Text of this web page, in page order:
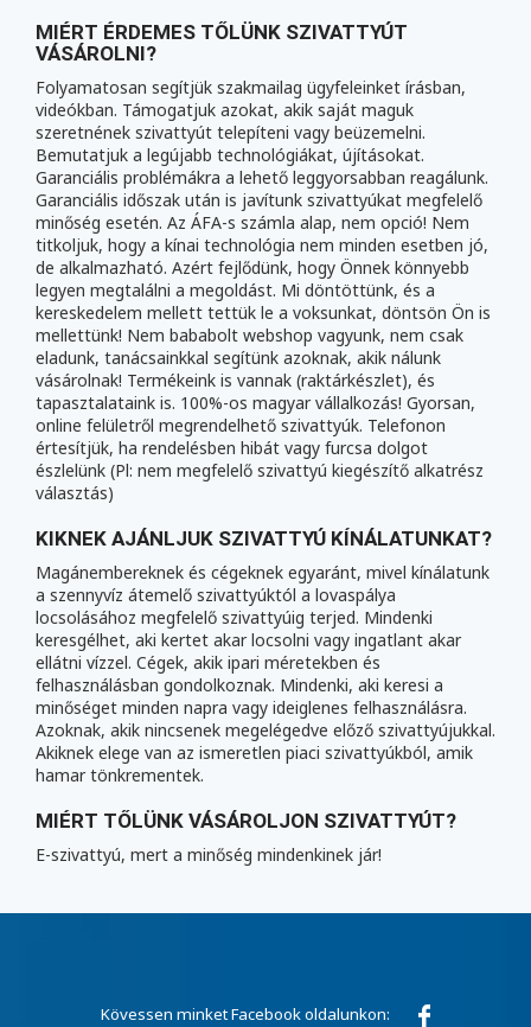
MIÉRT ÉRDEMES TŐLÜNK SZIVATTYÚT
VÁSÁROLNI?
Folyamatosan segítjük szakmailag ügyfeleinket írásban,
videókban. Támogatjuk azokat, akik saját maguk
szeretnének szivattyút telepíteni vagy beüzemelni.
Bemutatjuk a legújabb technológiákat, újításokat.
Garanciális problémákra a lehető leggyorsabban reagálunk.
Garanciális időszak után is javítunk szivattyúkat megfelelő
minőség esetén. Az ÁFA-s számla alap, nem opció! Nem
titkoljuk, hogy a kínai technológia nem minden esetben jó,
de alkalmazható. Azért fejlődünk, hogy Önnek könnyebb
legyen megtalálni a megoldást. Mi döntöttünk, és a
kereskedelem mellett tettük le a voksunkat, döntsön Ön is
mellettünk! Nem bababolt webshop vagyunk, nem csak
eladunk, tanácsainkkal segítünk azoknak, akik nálunk
vásárolnak! Termékeink is vannak (raktárkészlet), és
tapasztalataink is. 100%-os magyar vállalkozás! Gyorsan,
online felületről megrendelhető szivattyúk. Telefonon
értesítjük, ha rendelésben hibát vagy furcsa dolgot
észlelünk (Pl: nem megfelelő szivattyú kiegészítő alkatrész
választás)
KIKNEK AJÁNLJUK SZIVATTYÚ KÍNÁLATUNKAT?
Magánembereknek és cégeknek egyaránt, mivel kínálatunk
a szennyvíz átemelő szivattyúktól a lovaspálya
locsolásához megfelelő szivattyúig terjed. Mindenki
keresgélhet, aki kertet akar locsolni vagy ingatlant akar
ellátni vízzel. Cégek, akik ipari méretekben és
felhasználásban gondolkoznak. Mindenki, aki keresi a
minőséget minden napra vagy ideiglenes felhasználásra.
Azoknak, akik nincsenek megelégedve előző szivattyújukkal.
Akiknek elege van az ismeretlen piaci szivattyúkból, amik
hamar tönkrementek.
MIÉRT TŐLÜNK VÁSÁROLJON SZIVATTYÚT?
E-szivattyú, mert a minőség mindenkinek jár!
Kövessen minket Facebook oldalunkon: